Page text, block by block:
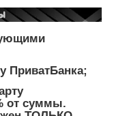
ПриватБанка;
от суммы.